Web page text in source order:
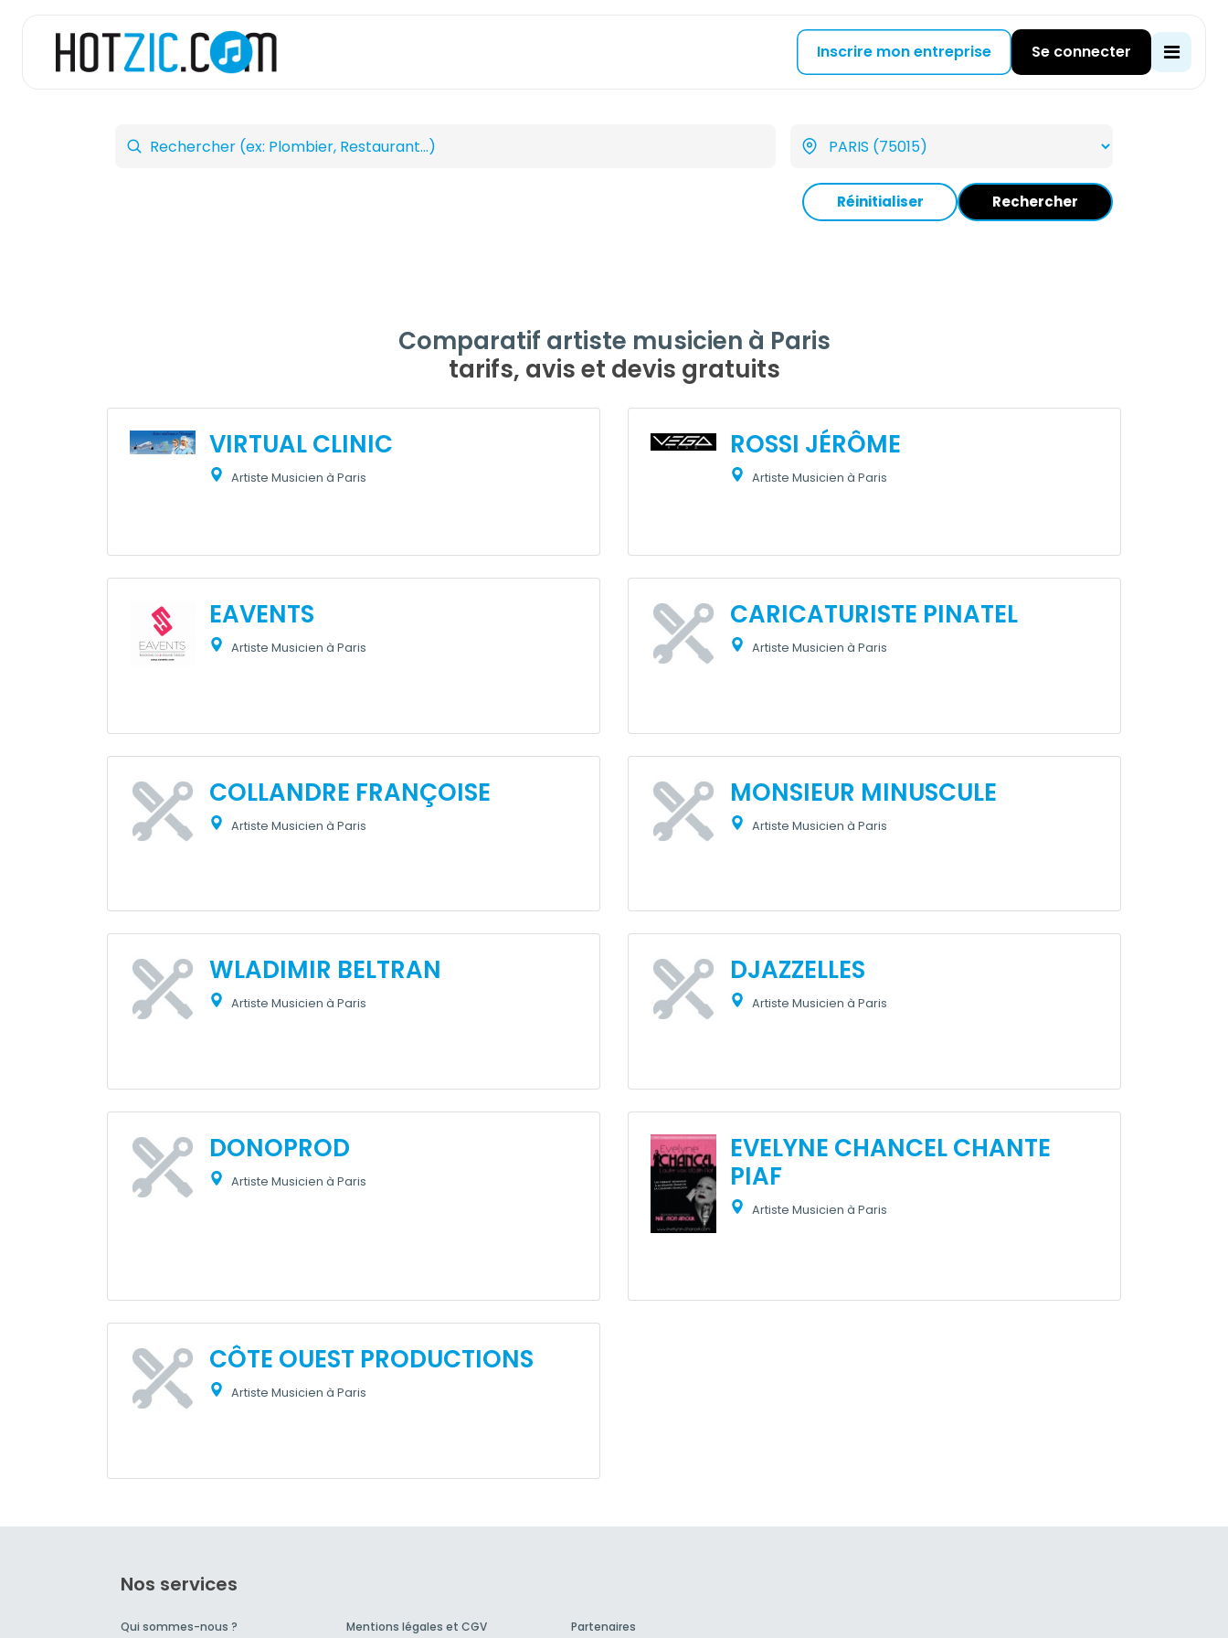
Inscrire mon entreprise Se connecter
Réinitialiser Rechercher
Comparatif artiste musicien à Paris
tarifs, avis et devis gratuits
VIRTUAL CLINIC
Artiste Musicien à Paris
ROSSI JÉRÔME
Artiste Musicien à Paris
EAVENTS
Artiste Musicien à Paris
CARICATURISTE PINATEL
Artiste Musicien à Paris
COLLANDRE FRANÇOISE
Artiste Musicien à Paris
MONSIEUR MINUSCULE
Artiste Musicien à Paris
WLADIMIR BELTRAN
Artiste Musicien à Paris
DJAZZELLES
Artiste Musicien à Paris
DONOPROD
Artiste Musicien à Paris
EVELYNE CHANCEL CHANTE
PIAF
Artiste Musicien à Paris
CÔTE OUEST PRODUCTIONS
Artiste Musicien à Paris
Nos services
Qui sommes-nous ? Mentions légales et CGV Partenaires